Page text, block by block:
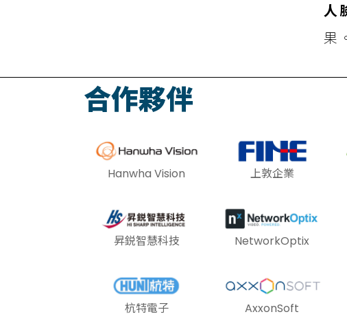
人
果
合作夥伴
Hanwha Vision 上敦企業
昇鋭智慧科技 NetworkOptix
杭特電子 AxxonSoft